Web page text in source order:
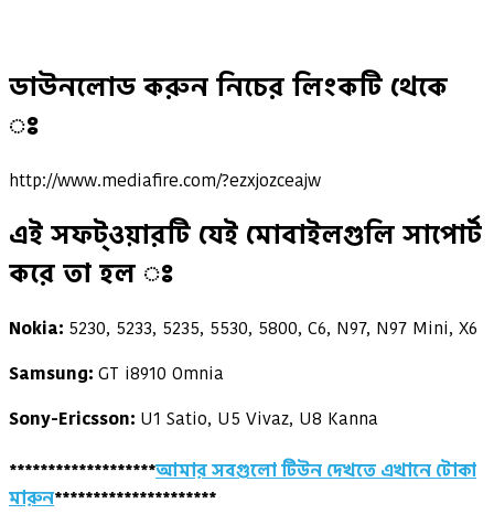
ডাউনলোড করুন নিচের লিংকটি থেকে
‍ঃ
http://www.mediafire.com/?ezxjozceajw
এই সফট্ওয়ারটি যেই মোবাইলগুলি সাপোর্ট
করে তা হল ‍ঃ
Nokia: 5230, 5233, 5235, 5530, 5800, C6, N97, N97 Mini, X6
Samsung: GT i8910 Omnia
Sony-Ericsson: U1 Satio, U5 Vivaz, U8 Kanna
*******************আমার সবগুলো টিউন দেখতে এখানে টোকা
মারুন*********************